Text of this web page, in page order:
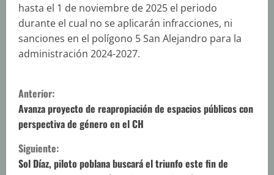
hasta el 1 de noviembre de 2025 el periodo
durante el cual no se aplicarán infracciones, ni
sanciones en el polígono 5 San Alejandro para la
administración 2024-2027.
S
i
g
u
Anterior:
Avanza proyecto de reapropiación de espacios públicos con
perspectiva de género en el CH
Siguiente:
Sol Díaz, piloto poblana buscará el triunfo este fin de